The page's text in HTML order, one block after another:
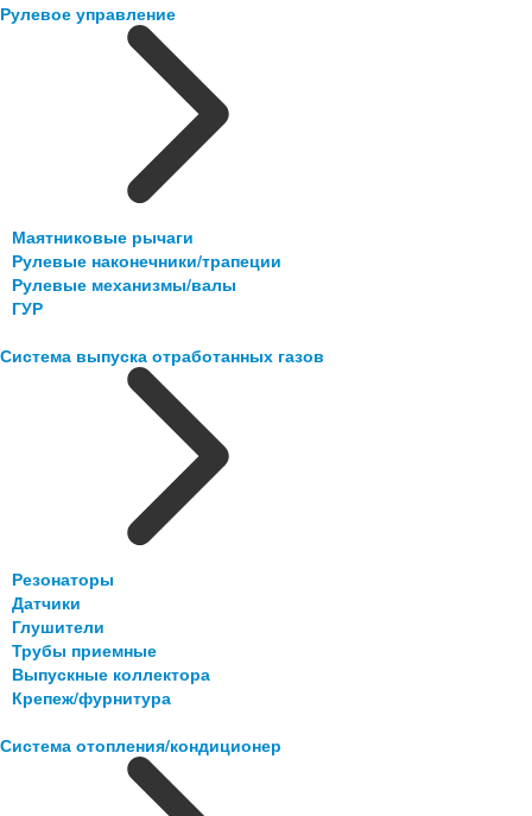
Рулевое управление
Маятниковые рычаги
Рулевые наконечники/трапеции
Рулевые механизмы/валы
ГУР
Система выпуска отработанных газов
Резонаторы
Датчики
Глушители
Трубы приемные
Выпускные коллектора
Крепеж/фурнитура
Система отопления/кондиционер